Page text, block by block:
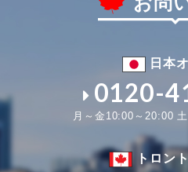
日本
0120-
月～金10:00～20:00
トロン